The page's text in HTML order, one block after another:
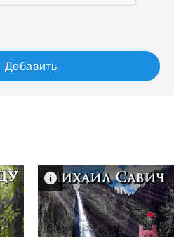
Добавить